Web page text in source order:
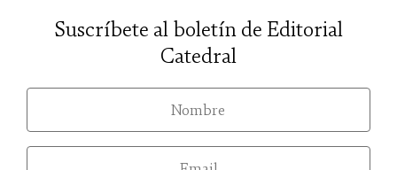
Suscríbete al boletín de Editorial
Catedral